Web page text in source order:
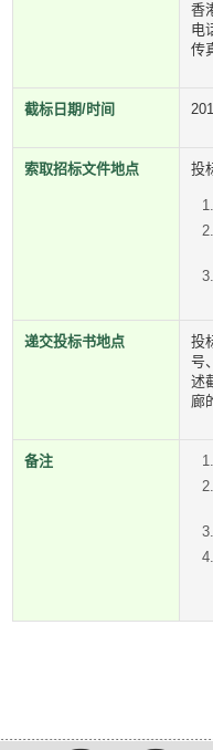
香
电
传
截标日期/时间
索取招标文件地点 投
递交投标书地点
投
号
述
廊
备注